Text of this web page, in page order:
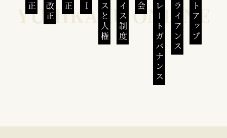
コーポレートガバナンス